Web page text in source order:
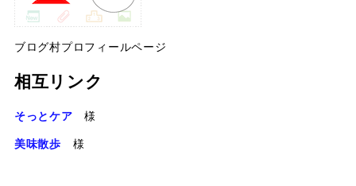
ブログ村プロフィールページ
相互リンク
そっとケア 様
美味散歩 様